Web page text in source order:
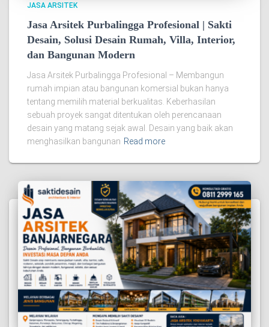
JASA ARSITEK
Jasa Arsitek Purbalingga Profesional | Sakti
Desain, Solusi Desain Rumah, Villa, Interior,
dan Bangunan Modern
Jasa Arsitek Purbalingga Profesional – Membangun
rumah impian atau bangunan komersial bukan hanya
tentang memilih material berkualitas. Keberhasilan
sebuah proyek sangat ditentukan oleh perencanaan
desain yang matang sejak awal. Desain yang baik akan
menghasilkan bangunan Read more